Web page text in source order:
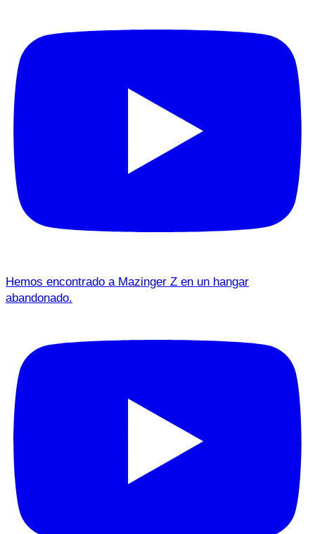
Hemos encontrado a Mazinger Z en un hangar
abandonado.